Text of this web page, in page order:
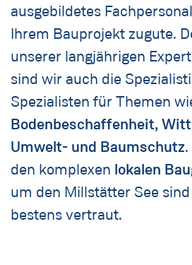
ausgebildetes
Ihrem Bauprojekt zugute.
unserer langjährigen
sind wir auch die
Spezialisten für Themen
Bodenbeschaffenheit,
Umwelt- und Baumschutz
den komplexen lokalen
um den Millstätter See
bestens vertraut.